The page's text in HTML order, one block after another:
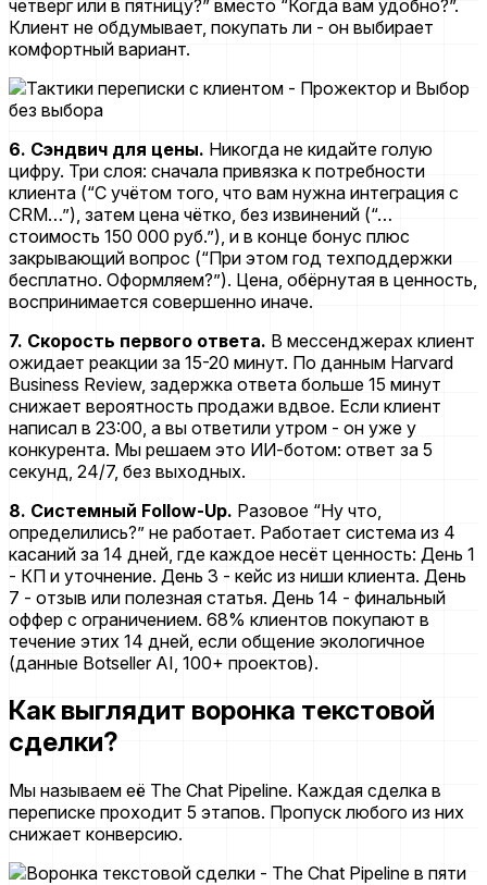
четверг или в пятницу?” вместо “Когда вам удобно?”.
Клиент не обдумывает, покупать ли - он выбирает
комфортный вариант.
6. Сэндвич для цены. Никогда не кидайте голую
цифру. Три слоя: сначала привязка к потребности
клиента (“С учётом того, что вам нужна интеграция с
CRM…”), затем цена чётко, без извинений (“…
стоимость 150 000 руб.”), и в конце бонус плюс
закрывающий вопрос (“При этом год техподдержки
бесплатно. Оформляем?”). Цена, обёрнутая в ценность,
воспринимается совершенно иначе.
7. Скорость первого ответа. В мессенджерах клиент
ожидает реакции за 15-20 минут. По данным Harvard
Business Review, задержка ответа больше 15 минут
снижает вероятность продажи вдвое. Если клиент
написал в 23:00, а вы ответили утром - он уже у
конкурента. Мы решаем это ИИ-ботом: ответ за 5
секунд, 24/7, без выходных.
8. Системный Follow-Up. Разовое “Ну что,
определились?” не работает. Работает система из 4
касаний за 14 дней, где каждое несёт ценность: День 1
- КП и уточнение. День 3 - кейс из ниши клиента. День
7 - отзыв или полезная статья. День 14 - финальный
оффер с ограничением. 68% клиентов покупают в
течение этих 14 дней, если общение экологичное
(данные Botseller AI, 100+ проектов).
Как выглядит воронка текстовой
сделки?
Мы называем её The Chat Pipeline. Каждая сделка в
переписке проходит 5 этапов. Пропуск любого из них
снижает конверсию.